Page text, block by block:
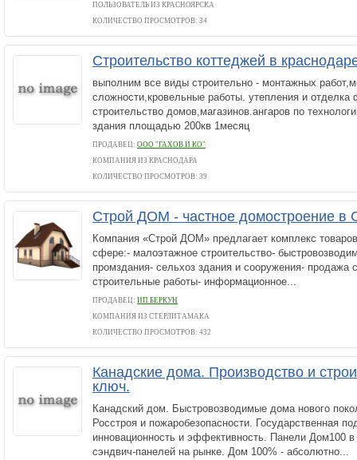
ПОЛЬЗОВАТЕЛЬ ИЗ КРАСНОЯРСКА
КОЛИЧЕСТВО ПРОСМОТРОВ: 34
Строительство коттеджей в
выполним все виды строительно - монтажных
сложности,кровельные работы. утепления и
строительство домов,магазинов.ангаров по
здания площадью 200кв 1месяц
ПРОДАВЕЦ: ООО "ГАХОВ И КО"
КОМПАНИЯ ИЗ КРАСНОДАРА
КОЛИЧЕСТВО ПРОСМОТРОВ: 39
Строй ДОМ - частное домостроение в
Компания «Строй ДОМ» предлагает комплекс
сфере:- малоэтажное строительство-
промздания- сельхоз здания и сооружения- продажа
строительные работы- информационное...
ПРОДАВЕЦ: ИП БЕРКУН
КОМПАНИЯ ИЗ СТЕРЛИТАМАКА
КОЛИЧЕСТВО ПРОСМОТРОВ: 432
Канадские дома. Производство и
ключ.
Канадский дом. Быстровозводимые дома нового
Росстроя и пожаробезопасности. Государственная
инновационность и эффективность. Панели Дом100 в
сэндвич-панелей на рынке. Дом 100% - абсолютно...